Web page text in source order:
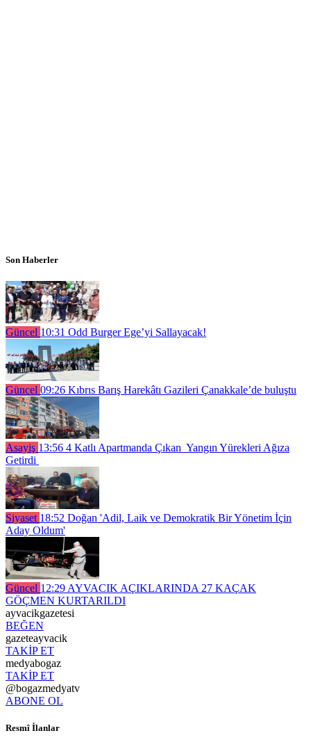
Son Haberler
Güncel 10:31 Odd Burger Ege’yi Sallayacak!
Güncel 09:26 Kıbrıs Barış Harekâtı Gazileri Çanakkale’de buluştu
Asayiş 13:56 4 Katlı Apartmanda Çıkan Yangın Yürekleri Ağıza
Getirdi
Siyaset 18:52 Doğan 'Adil, Laik ve Demokratik Bir Yönetim İçin
Aday Oldum'
Güncel 12:29 AYVACIK AÇIKLARINDA 27 KAÇAK
GÖÇMEN KURTARILDI
ayvacikgazetesi
BEĞEN
gazeteayvacik
TAKİP ET
medyabogaz
TAKİP ET
@bogazmedyatv
ABONE OL
Resmî İlanlar